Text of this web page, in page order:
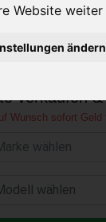
Website
ändern
in
verkaufen
Wunsch sofort Geld